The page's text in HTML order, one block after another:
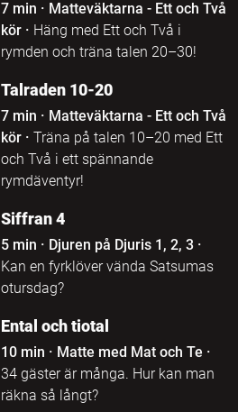
7 min · Matteväktarna - Ett och Två
kör· Häng med Ett och Två i
rymden och träna talen 20–30!
Talraden 10-20
7 min · Matteväktarna - Ett och Två
kör· Träna på talen 10–20 med Ett
och Två i ett spännande
rymdäventyr!
Siffran 4
5 min · Djuren på Djuris 1, 2, 3·
Kan en fyrklöver vända Satsumas
otursdag?
Ental och tiotal
10 min · Matte med Mat och Te ·
34 gäster är många. Hur kan man
räkna så långt?